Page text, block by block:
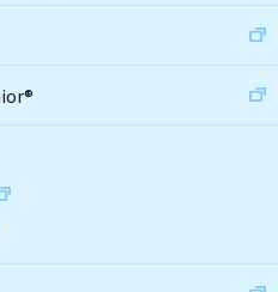
®